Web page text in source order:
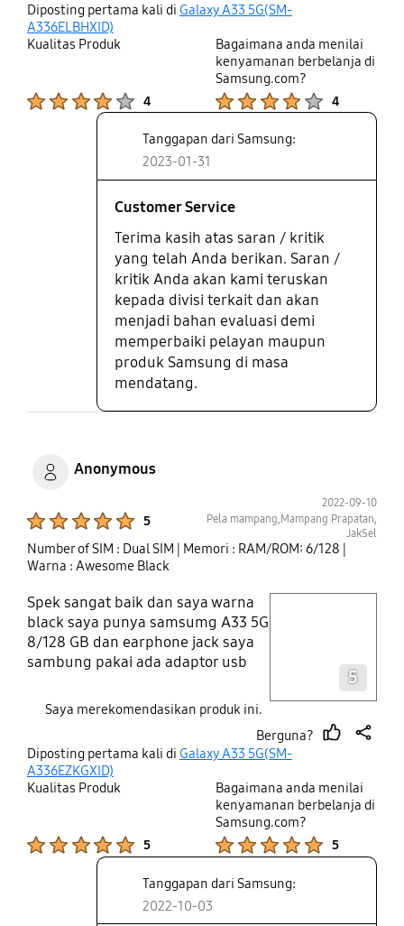
sleek bgt di hp ini. Kesimpulannya
hp ini buat daily use lebih dari
cukup bgt. Kamera oke, batre oke,
dan yg paling gua suka experience
memakai one ui di hp ini. Gua
harap di next update samsung
bakal fix battery heat issuenya,
dan beberapa pengoptimalan
performa di game seperti ml,
bisa buka smooth + extreme.
Diposting pertama kali di Galaxy A33 5G(SM-
A336ELBHXID)
Kualitas Produk
4
Bagaimana anda menilai
kenyamanan berbelanja di
Samsung.com?
4
Tanggapan dari Samsung:
2023-01-31
Customer Service
Terima kasih atas saran / kritik
yang telah Anda berikan. Saran /
kritik Anda akan kami teruskan
kepada divisi terkait dan akan
menjadi bahan evaluasi demi
memperbaiki pelayan maupun
produk Samsung di masa
mendatang.
Anonymous
5
2022-09-10
Pela mampang,Mampang Prapatan,
JakSel
Number of SIM : Dual SIM | Memori : RAM/ROM: 6/128
Warna : Awesome Black
Spek sangat baik dan saya warna
black saya punya samsumg A33 5G
8/128 GB dan earphone jack saya
sambung pakai ada adaptor usb
5
Saya merekomendasikan produk ini.
Berguna?
Diposting pertama kali di Galaxy A33 5G(SM-
A336EZKGXID)
Kualitas Produk
5
Bagaimana anda menilai
kenyamanan berbelanja di
Samsung.com?
5
Tanggapan dari Samsung:
2022-10-03